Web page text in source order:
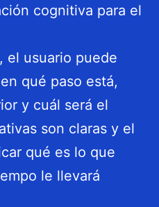
cognitiva para el
el usuario puede
qué paso está,
y cuál será el
son claras y el
qué es lo que
le llevará